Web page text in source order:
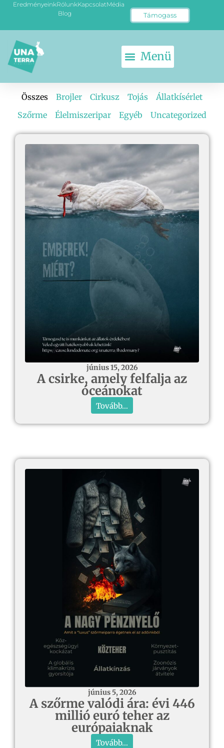
EredményeinkRólunkKapcsolatMédia
Blog
Támogass
Brojler Cirkusz Tojás
Állatkísérlet
Szőrme
Élelmiszeripar Egyéb Uncategorized
Összes
június 15, 2026
A csirke, amely felfalja az
óceánokat
Tovább...
június 5, 2026
A szőrme valódi ára: évi 446
millió euró teher az
európaiaknak
Tovább...